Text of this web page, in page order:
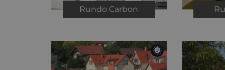
Rundo Carbon